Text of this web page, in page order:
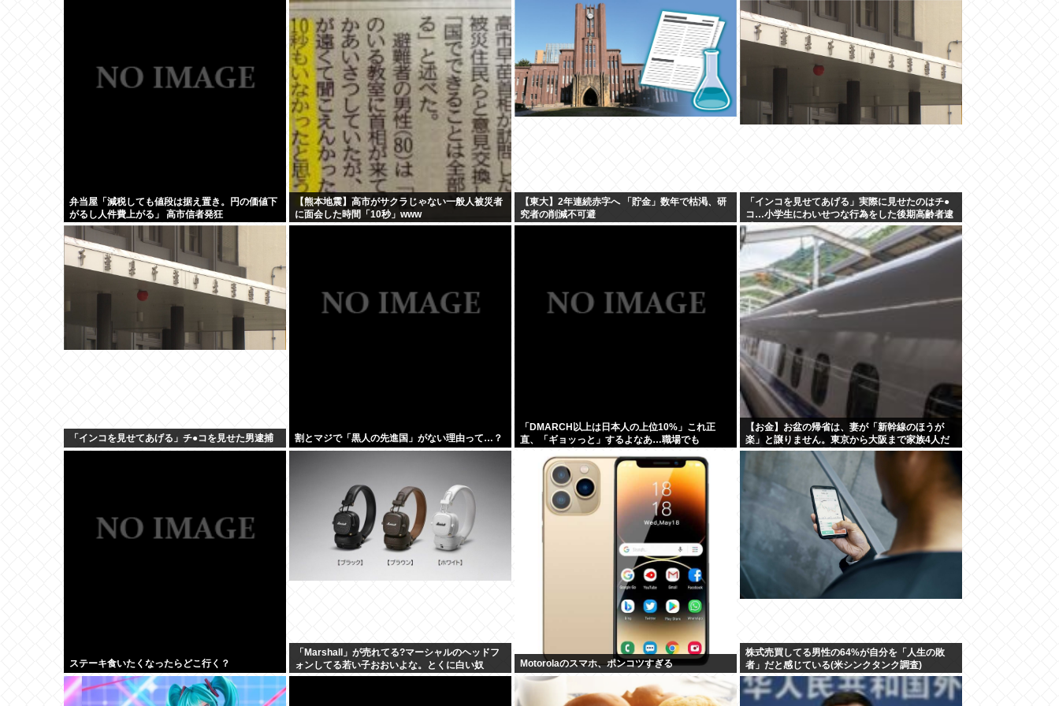
歳男を逮捕
弁当屋「減税しても値段は据え置き。円の価値下
がるし人件費上がる」 高市信者発狂
【熊本地震】高市がサクラじゃない一般人被災者
に面会した時間「10秒」www
【東大】2年連続赤字へ 「貯金」数年で枯渇、研
究者の削減不可避
「インコを見せてあげる」実際に見せたのはチ●
コ…小学生にわいせつな行為をした後期高齢者逮
捕
「インコを見せてあげる」チ●コを見せた男逮捕 割とマジで「黒人の先進国」がない理由って…？
「DMARCH以上は日本人の上位10%」これ正
直、「ギョッっと」するよなあ…職場でも
【お金】お盆の帰省は、妻が「新幹線のほうが
楽」と譲りません。東京から大阪まで家族4人だ
と往復「10万円」近くかかるため、私は車で節約
したいのですが、実際の費用はどれくらい違うの
でしょうか？
ステーキ食いたくなったらどこ行く？
「Marshall」が売れてる?マーシャルのヘッドフ
ォンしてる若い子おおいよな。とくに白い奴
Motorolaのスマホ、ポンコツすぎる
株式売買してる男性の64%が自分を「人生の敗
者」だと感じている(米シンクタンク調査)